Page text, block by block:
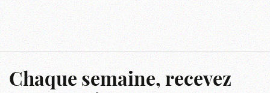
Chaque semaine, recevez